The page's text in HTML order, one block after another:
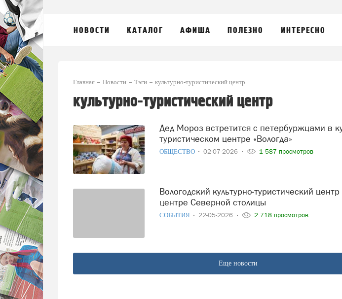
НОВОСТИ КАТАЛОГ АФИША ПОЛЕЗНО ИНТЕРЕСНО
Главная Новости Тэги культурно-туристический центр
культурно-туристический центр
Дед Мороз встретится с петербуржцами в культурно-
туристическом центре «Вологда»
ОБЩЕСТВО 02-07-2026 1 587 просмотров
Вологодский культурно‑туристический центр появится в
центре Северной столицы
СОБЫТИЯ 22-05-2026 2 718 просмотров
Еще новости